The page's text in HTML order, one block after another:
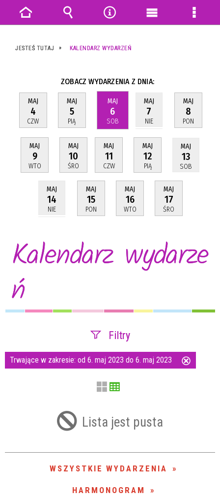
JESTEŚ TUTAJ KALENDARZ WYDARZEŃ
ZOBACZ WYDARZENIA Z DNIA:
MAJ
4
CZW
MAJ
5
PIĄ
MAJ
6
SOB
MAJ
7
NIE
MAJ
8
PON
MAJ
9
WTO
MAJ
10
ŚRO
MAJ
11
CZW
MAJ
12
PIĄ
MAJ
13
SOB
MAJ
14
NIE
MAJ
15
PON
MAJ
16
WTO
MAJ
17
ŚRO
Kalendarz wydarze
ń
Filtry
Szukana fraza
Trwające w zakresie: od 6. maj 2023 do 6. maj 2023
Lista jest pusta
WSZYSTKIE WYDARZENIA
HARMONOGRAM
Strona
główna
Wyszukiwarka
NarzędziaMenu
Menu